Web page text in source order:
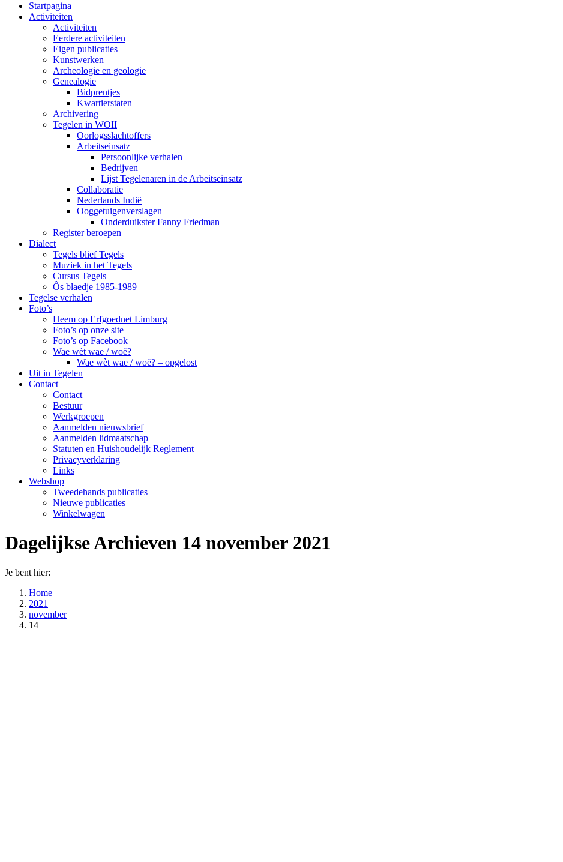
Startpagina
Activiteiten
Activiteiten
Eerdere activiteiten
Eigen publicaties
Kunstwerken
Archeologie en geologie
Genealogie
Bidprentjes
Kwartierstaten
Archivering
Tegelen in WOII
Oorlogsslachtoffers
Arbeitseinsatz
Persoonlijke verhalen
Bedrijven
Lijst Tegelenaren in de Arbeitseinsatz
Collaboratie
Nederlands Indië
Ooggetuigenverslagen
Onderduikster Fanny Friedman
Register beroepen
Dialect
Tegels blief Tegels
Muziek in het Tegels
Cursus Tegels
Ôs blaedje 1985-1989
Tegelse verhalen
Foto’s
Heem op Erfgoednet Limburg
Foto’s op onze site
Foto’s op Facebook
Wae wèt wae / woë?
Wae wèt wae / woë? – opgelost
Uit in Tegelen
Contact
Contact
Bestuur
Werkgroepen
Aanmelden nieuwsbrief
Aanmelden lidmaatschap
Statuten en Huishoudelijk Reglement
Privacyverklaring
Links
Webshop
Tweedehands publicaties
Nieuwe publicaties
Winkelwagen
Dagelijkse Archieven 14 november 2021
Je bent hier:
Home
2021
november
14